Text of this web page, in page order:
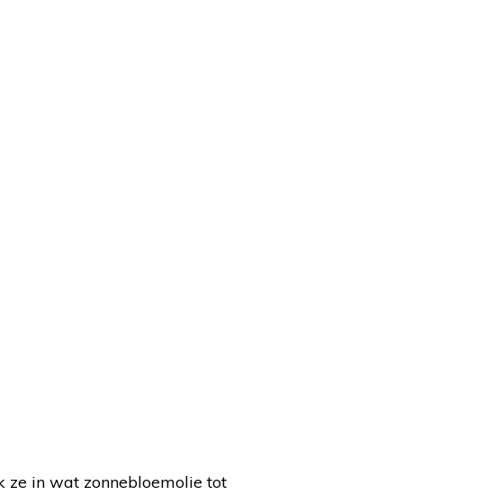
ze in wat zonnebloemolie tot